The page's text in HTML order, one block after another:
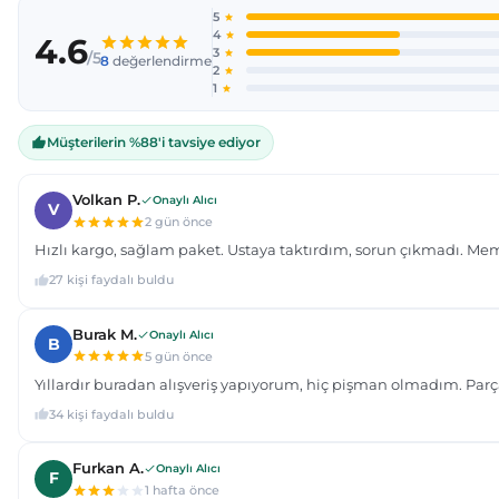
Ürün açıklamasında eksik bilgiler bulunuyor.
Ürün bilgilerinde hatalar bulunuyor.
Ürün fiyatı diğer sitelerden daha pahalı.
Bu ürüne benzer farklı alternatifler olmalı.